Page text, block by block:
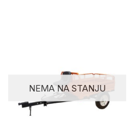
NEMA NA STANJU